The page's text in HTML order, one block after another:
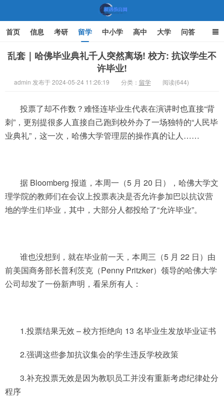
机遇教育网
首页 信息 考研 留学 中小学 高中 大学 问答
文化 家庭教育
乱套｜哈佛毕业典礼千人突然离场! 校方: 抗议学生不
许毕业!
admin 发布于 2024-05-24 11:26:19 分类： 留学 阅读(644)
投票了却不作数？难怪连毕业生代表在演讲时也直接“背
刺”，更别提很多人直接自己跑到校外办了一场独特的“人民毕
业典礼”，这一次，哈佛大学管理层的操作真的让人……
据 Bloomberg 报道，本周一（5 月 20 日），哈佛大学文
理学院的教师们在会议上投票表决是否允许参加巴以抗议营
地的学生们毕业，其中，大部分人都投给了“允许毕业”。
谁也没想到，就在毕业前一天，本周三（5 月 22 日）由
前美国商务部长普利茨克（Penny Pritzker）领导的哈佛大学
公司却发了一份新声明，看呆所有人：
1.投票结果无效 – 校方拒绝向 13 名毕业生发放毕业证书
2.强调这些参加抗议集会的学生违反学校政策
3.补充投票无效是因为教职员工并没有重新考虑纪律处分
程序